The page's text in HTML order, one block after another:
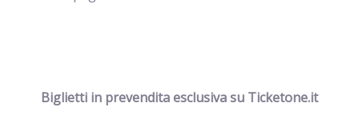
Biglietti in prevendita esclusiva su Ticketone.it